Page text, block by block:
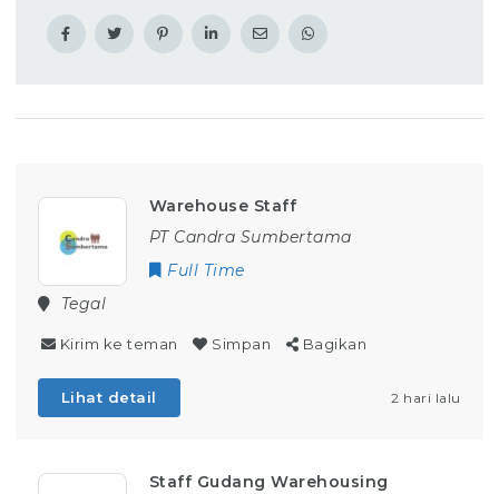
Warehouse Staff
PT Candra Sumbertama
Full Time
Tegal
Kirim ke teman Simpan Bagikan
Lihat detail 2 hari lalu
Staff Gudang Warehousing